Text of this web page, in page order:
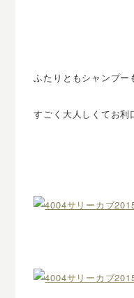
ふたりともシャンプ
すごく大人しくてお利